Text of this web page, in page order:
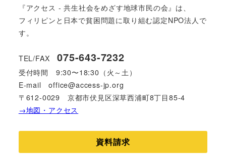
『アクセス - 共生社会をめざす地球市民の会』は、
フィリピンと日本で貧困問題に取り組む認定NPO法人で
す。
TEL/FAX 075-643-7232
受付時間 9:30〜18:30（火～土）
E-mail office@access-jp.org
〒612-0029 京都市伏見区深草西浦町8丁目85-4
→地図・アクセス
資料請求